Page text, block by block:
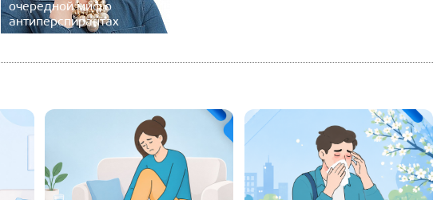
очередной миф о
антиперспирантах